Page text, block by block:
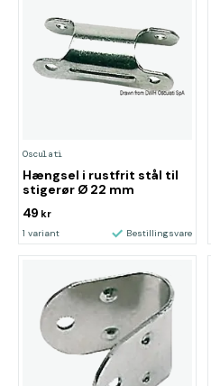
Osculati
Hængsel i rustfrit stål til
stigerør Ø 22 mm
49 kr
1 variant Bestillingsvare